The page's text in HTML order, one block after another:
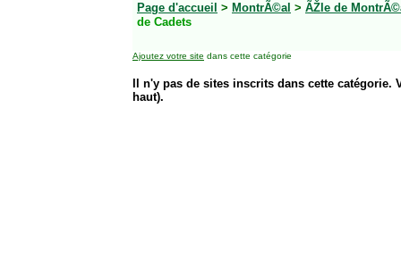
Page d'accueil > MontrÃ©al > ÃŽle de
de Cadets
Ajoutez votre site dans cette catégorie
Il n'y pas de sites inscrits dans cette
haut).